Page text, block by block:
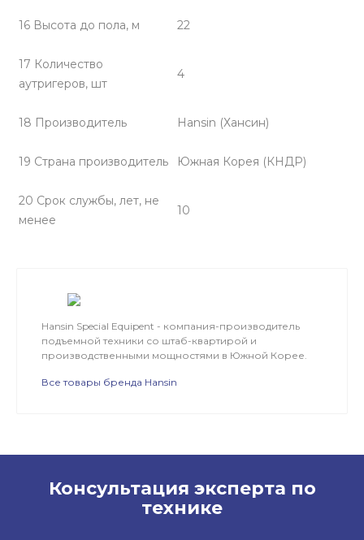
16 Высота до пола, м 22
17 Количество
аутригеров, шт
4
18 Производитель Hansin (Хансин)
19 Страна производитель Южная Корея (КНДР)
20 Срок службы, лет, не
менее
10
Hansin Special Equipent - компания-производитель
подъемной техники со штаб-квартирой и
производственными мощностями в Южной Корее.
Все товары бренда Hansin
Консультация эксперта по
технике